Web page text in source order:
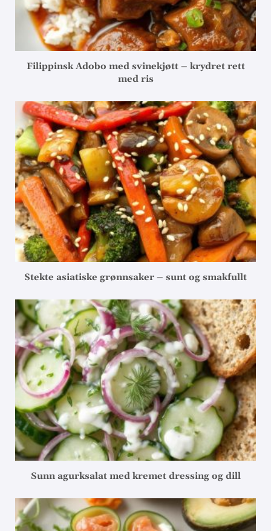
Filippinsk Adobo med svinekjøtt – krydret rett
med ris
Stekte asiatiske grønnsaker – sunt og smakfullt
Sunn agurksalat med kremet dressing og dill